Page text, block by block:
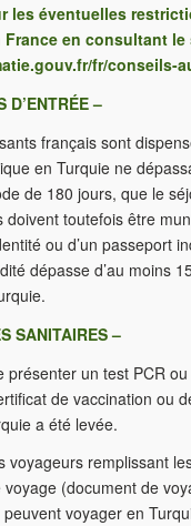
les éventuelles
France en consultant le
fr/conseils-
D’ENTRÉE –
français sont
en Turquie ne
de 180 jours, que le
doivent toutefois être
ou d’un passeport
dépasse d’au moins
SANITAIRES –
présenter un test PCR
de vaccination ou
a été levée.
voyageurs remplissant
(document de
voyager en